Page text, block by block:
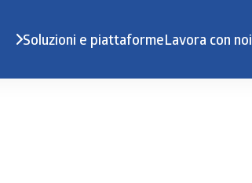
Soluzioni e piattaformeLavora con noi